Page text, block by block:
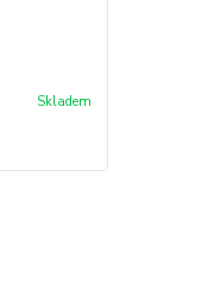
Skladem